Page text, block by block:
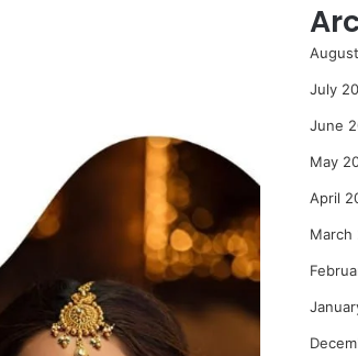
July
June
May
April
March